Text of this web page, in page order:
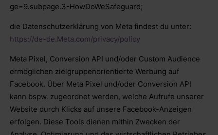
ge=9.subpage.3-HowDoWeSafeguard;
die Datenschutzerklärung von Meta findest du unter:
https://de-de.Meta.com/privacy/policy
Meta Pixel, Conversion API und/oder Custom Audience
ermöglichen zielgruppenorientierte Werbung auf
Facebook. Über Meta Pixel und/oder Conversion API
kann bspw. zugeordnet werden, welche Aufrufe unserer
Website durch Klicks auf unsere Facebook-Anzeigen
erfolgen. Diese Tools dienen mithin Zwecken der